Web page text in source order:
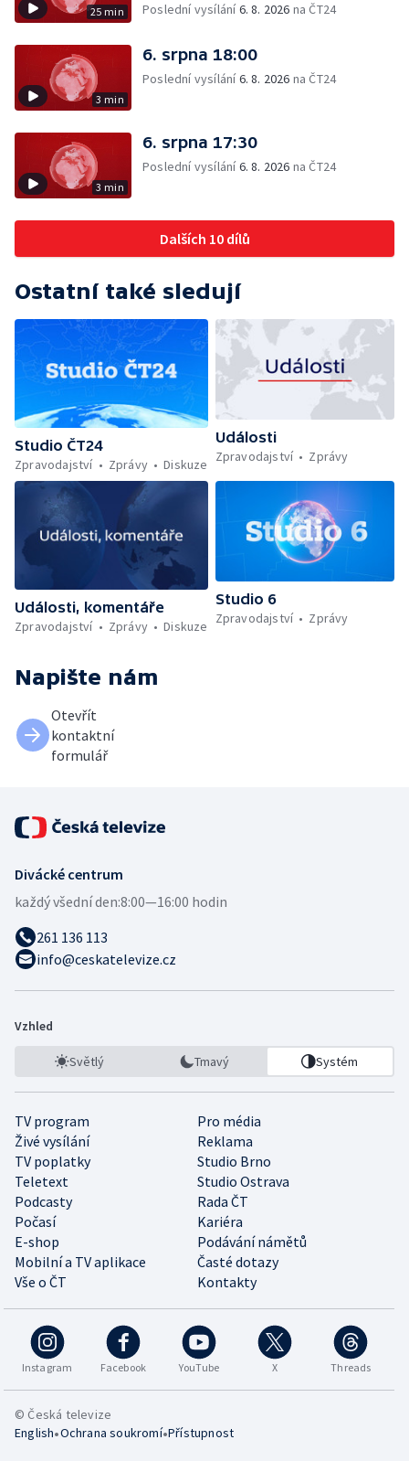
25 min
Poslední vysílání6. 8. 2026 na ČT24
3 min
6. srpna 18:00
Poslední vysílání6. 8. 2026 na ČT24
3 min
6. srpna 17:30
Poslední vysílání6. 8. 2026 na ČT24
Dalších 10 dílů
Ostatní také sledují
Studio ČT24
Zpravodajství
Zprávy Diskuze
Události
Zpravodajství
Zprávy
Události, komentáře
Zpravodajství
Zprávy Diskuze
Studio 6
Zpravodajství
Zprávy
Napište nám
Otevřít
kontaktní
formulář
Divácké centrum
každý všední den:8:00—16:00 hodin
261 136 113
info@ceskatelevize.cz
Vzhled
Světlý Tmavý Systém
TV program
Pro média
Živé vysílání
Reklama
TV poplatky
Studio Brno
Teletext
Studio Ostrava
Podcasty
Rada ČT
Počasí
Kariéra
E-shop
Podávání námětů
Mobilní a TV aplikace
Časté dotazy
Vše o ČT
Kontakty
Instagram Facebook YouTube X Threads
© Česká televize
English•Ochrana soukromí•Přístupnost